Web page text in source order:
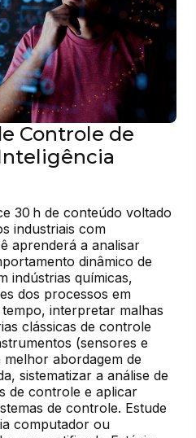
Controle de
30 h de conteúdo voltado
industriais com
aprenderá a analisar
dinâmico de
indústrias químicas,
dos processos em
interpretar malhas
clássicas de controle
(sensores e
abordagem de
sistematizar a análise de
de controle e aplicar
de controle. Estude
computador ou